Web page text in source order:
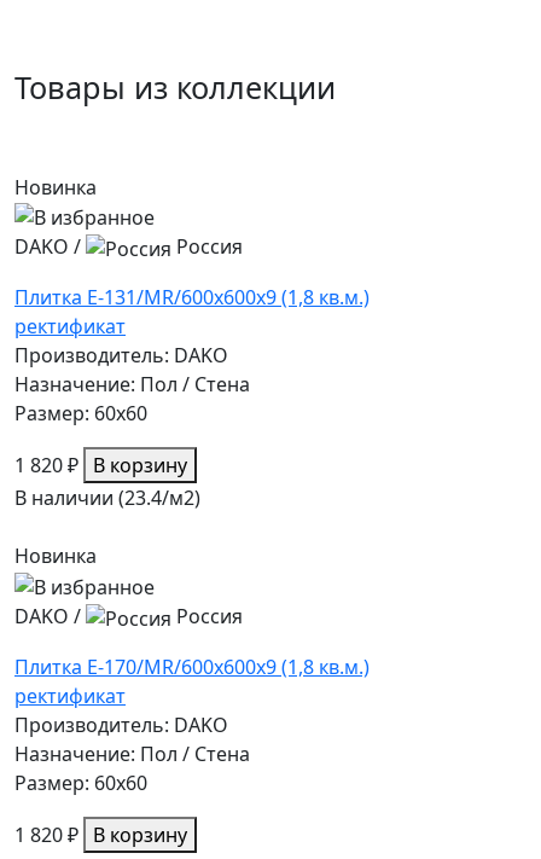
Товары из коллекции
Новинка
DAKO /
Россия
Плитка E-131/MR/600x600x9 (1,8 кв.м.)
ректификат
Производитель: DAKO
Назначение: Пол / Стена
Размер: 60x60
1 820 ₽ В корзину
В наличии (23.4/м2)
Новинка
DAKO /
Россия
Плитка E-170/MR/600x600x9 (1,8 кв.м.)
ректификат
Производитель: DAKO
Назначение: Пол / Стена
Размер: 60x60
1 820 ₽ В корзину